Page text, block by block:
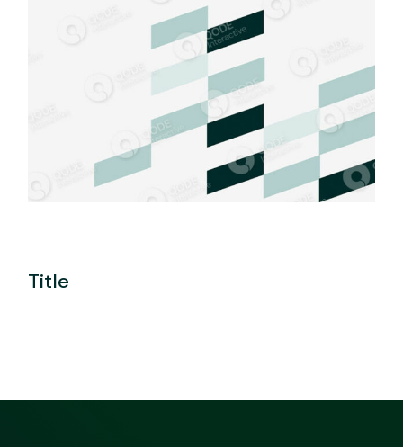
Title